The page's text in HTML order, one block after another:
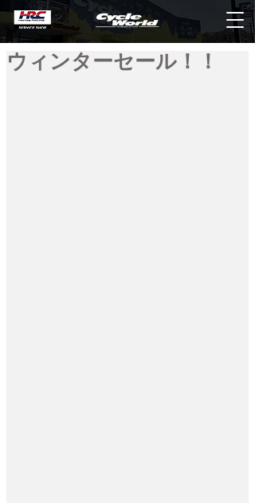
ウィンターセール！！